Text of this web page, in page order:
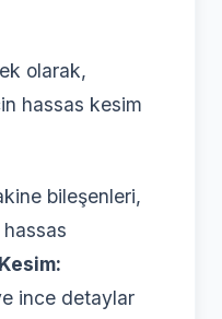
olarak,
hassas kesim
bileşenleri,
ince detaylar